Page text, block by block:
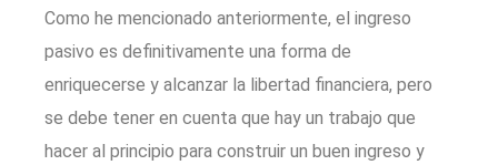
Como he mencionado anteriormente, el ingreso
pasivo es definitivamente una forma de
enriquecerse y alcanzar la libertad financiera, pero
se debe tener en cuenta que hay un trabajo que
hacer al principio para construir un buen ingreso y